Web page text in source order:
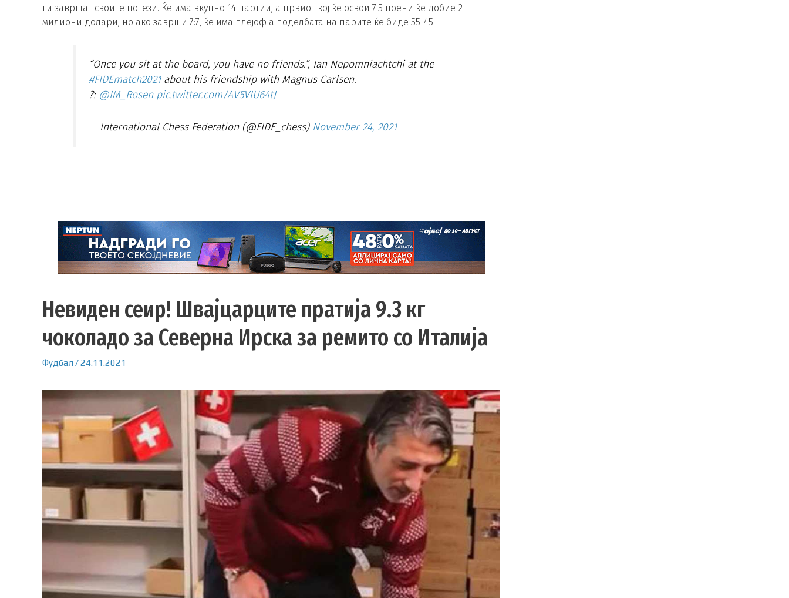
ги завршат своите потези. Ќе има вкупно 14 партии, а првиот кој ќе освои 7.5 поени ќе добие 2
милиони долари, но ако заврши 7:7, ќе има плејоф а поделбата на парите ќе биде 55-45.
“Once you sit at the board, you have no friends.”, Ian Nepomniachtchi at the
#FIDEmatch2021about his friendship with Magnus Carlsen.
?: @IM_Rosen pic.twitter.com/AV5VIU64tJ
— International Chess Federation (@FIDE_chess) November 24, 2021
Невиден сеир! Швајцарците пратија 9.3 кг
чоколадо за Северна Ирска за ремито со Италија
Фудбал /24.11.2021